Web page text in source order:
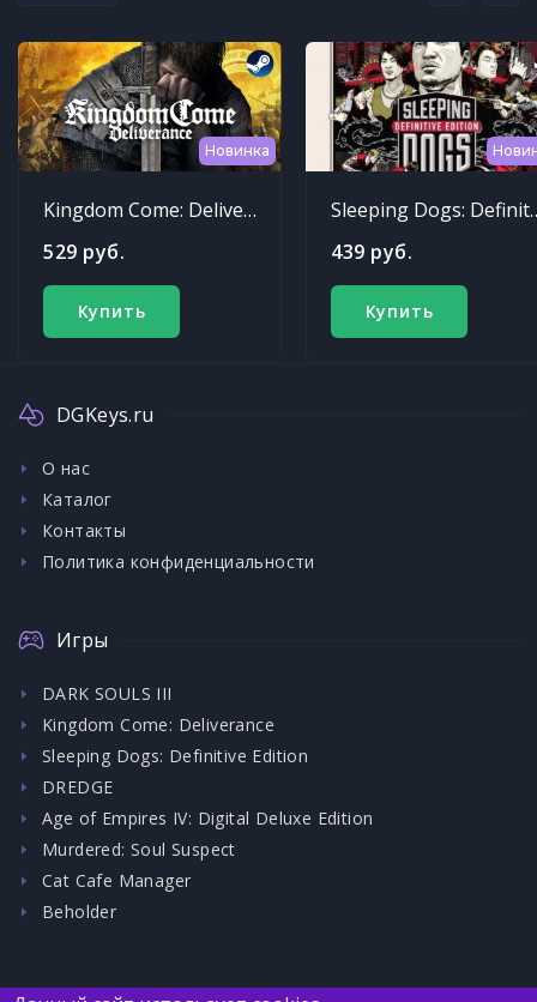
Новинка
Kingdom Come: Deliverance
529 руб.
Купить
Sleeping
439 руб.
Купить
DGKeys.ru
О нас
Каталог
Контакты
Политика конфиденциальности
Игры
DARK SOULS III
Kingdom Come: Deliverance
Sleeping Dogs: Definitive Edition
DREDGE
Age of Empires IV: Digital Deluxe Edition
Murdered: Soul Suspect
Cat Cafe Manager
Beholder